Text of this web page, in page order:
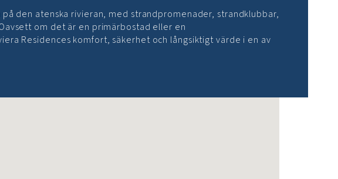
den atenska rivieran, med strandpromenader, strandklubbar,
om det är en primärbostad eller en
Residences komfort, säkerhet och långsiktigt värde i en av